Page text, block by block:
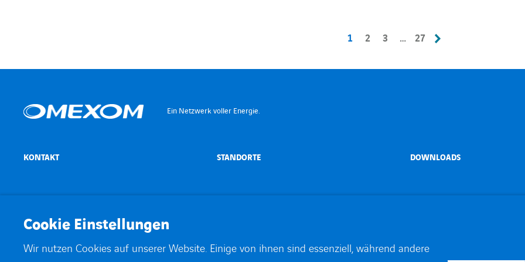
1 2 3 … 27
Ein Netzwerk voller Energie.
KONTAKT STANDORTE DOWNLOADS
Impressum Datenschutzerklärung
Omexom 2026
Cookie Einstellungen
Wir nutzen Cookies auf unserer Website. Einige von ihnen sind essenziell, während andere